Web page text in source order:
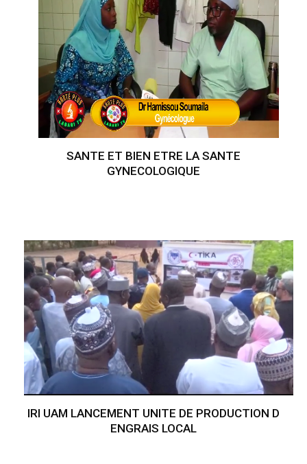
SANTE ET BIEN ETRE LA SANTE
GYNECOLOGIQUE
IRI UAM LANCEMENT UNITE DE PRODUCTION D
ENGRAIS LOCAL